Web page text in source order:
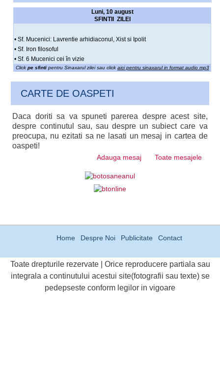
Luni, 10 august
SFINTII ZILEI
• Sf. Mucenici: Lavrentie arhidiaconul, Xist si Ipolit
• Sf. Iron filosoful
• Sf. 6 Mucenici cei în vizie
Click pe sfintipentru Sinaxarul zilei sau click aici pentru sinaxarul in format audio mp3
CARTE DE OASPETI
Daca doriti sa va spuneti parerea despre acest site,
despre continutul sau, sau despre un subiect care va
preocupa, nu ezitati sa ne lasati un mesaj in cartea de
oaspeti!
Adauga mesaj Toate mesajele
Home Despre Noi Publicitate Contact
Toate drepturile rezervate | Orice reproducere partiala sau
integrala a continutului acestui site(fotografii sau texte) se
pedepseste conform legilor in vigoare